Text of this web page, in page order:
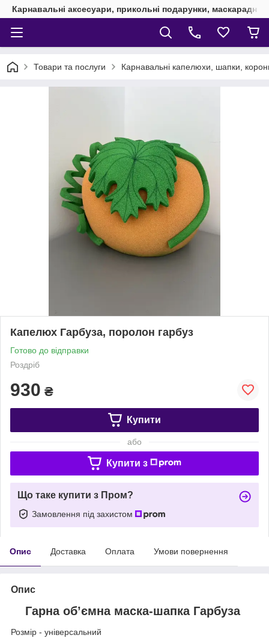
Карнавальні аксесуари, прикольні подарунки, маскарадні
Товари та послуги Карнавальні капелюхи, шапки,
Капелюх Гарбуза, поролон гарбуз
Готово до відправки
Роздріб
930 ₴
Купити
або
Купити з
Що таке купити з Пром?
Замовлення під захистом
Опис Доставка Оплата Умови повернення
Опис
Гарна обʼємна маска-шапка Гарбуза
Розмір - універсальний